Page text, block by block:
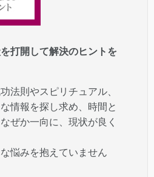
打開して解決のヒントを
法則やスピリチュアル、
情報を探し求め、時間と
ぜか一向に、現状が良く
悩みを抱えていません